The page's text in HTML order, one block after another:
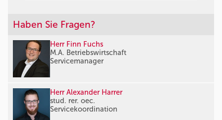
Haben Sie Fragen?
Herr Finn Fuchs
M.A. Betriebswirtschaft
Servicemanager
Herr Alexander Harrer
stud. rer. oec.
Servicekoordination